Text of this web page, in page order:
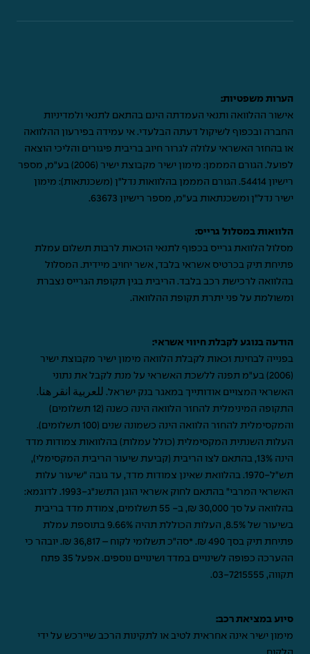
הערות משפטיות:
אישור ההלוואה ותנאי העמדתה הינם בהתאם לתנאי ולמדיניות
החברה ובכפוף לשיקול דעתה הבלעדי. אי עמידה בפירעון ההלוואה
או בהחזר האשראי עלולה לגרור חיוב בריבית פיגורים והליכי הוצאה
לפועל. הגורם המממן: מימון ישיר מקבוצת ישיר (2006) בע"מ, מספר
רישיון 54414. הגורם המממן בהלוואות נדל"ן (משכנתאות): מימון
ישיר נדל"ן ומשכנתאות בע"מ, מספר רישיון 63673.
הלוואות במסלול גרייס:
מסלול הלוואת גרייס בכפוף לתנאי הזכאות לרבות תשלום עמלת
פתיחת תיק בכרטיס אשראי בלבד, אשר יחויב מיידית. המסלול
בהלוואה לרכישת רכב בלבד. הריבית בגין תקופת הגרייס נצברת
ומשולמת על פני יתרת תקופת ההלוואה.
הודעה בנוגע לקבלת חיווי אשראי:
בפנייה לבחינת זכאות לקבלת הלוואה מימון ישיר מקבוצת ישיר
(2006) בע"מ תפנה ללשכת האשראי על מנת לקבל את נתוני
האשראי המצויים אודותייך במאגר בנק ישראל. للعربية انقر هنا.
התקופה המינימלית להחזר הלוואה הינה כשנה (12 תשלומים)
והמקסימלית להחזר הלוואה הינה כשמונה שנים (100 תשלומים).
העלות השנתית המקסימלית (כולל עמלות) בהלוואות צמודות מדד
הינה 13%, בהתאם לצו הריבית (קביעת שיעור הריבית המקסימלי),
תש"ל-1970. בהלוואת שאינן צמודות מדד, עד גובה "שיעור עלות
האשראי המרבי" בהתאם לחוק אשראי הוגן התשנ"ג-1993. לדוגמא:
בהלוואה על סך 30,000 ₪, ב- 55 תשלומים, צמודת מדד בריבית
בשיעור של 8.5%, העלות הכוללת תהיה 9.66% בתוספת עמלת
פתיחת תיק בסך 490 ₪. *סה"כ תשלומי לקוח – 36,817 ₪. יובהר כי
ההערכה כפופה לשינויים במדד ושינויים נוספים. אפעל 35 פתח
תקווה, 03-7215555
.
סיוע במציאת רכב:
מימון ישיר אינה אחראית לטיב או לתקינות הרכב שיירכש על ידי